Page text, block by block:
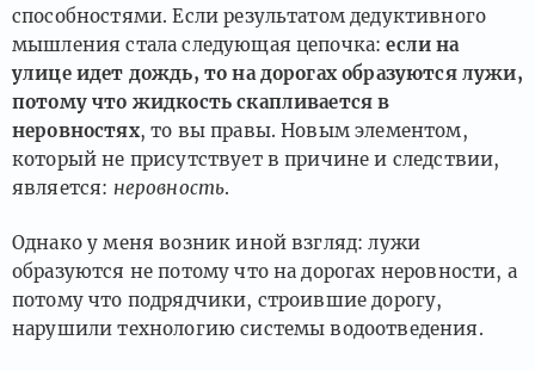
способностями. Если результатом дедуктивного
мышления стала следующая цепочка:если на
улице идет дождь, то на дорогах образуются лужи,
потому что жидкость скапливается в
неровностях, то вы правы. Новым элементом,
который не присутствует в причине и следствии,
является: неровность.
Однако у меня возник иной взгляд: лужи
образуются не потому что на дорогах неровности, а
потому что подрядчики, строившие дорогу,
нарушили технологию системы водоотведения.